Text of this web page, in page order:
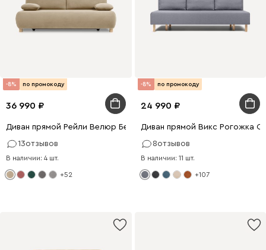
-8% по промокоду
36 990
Диван прямой Рейли Велюр Бежевый
13отзывов
В наличии: 4 шт.
+52
-8% по промокоду
24 990
Диван прямой Викс Рогожка
8отзывов
В наличии: 11 шт.
+107